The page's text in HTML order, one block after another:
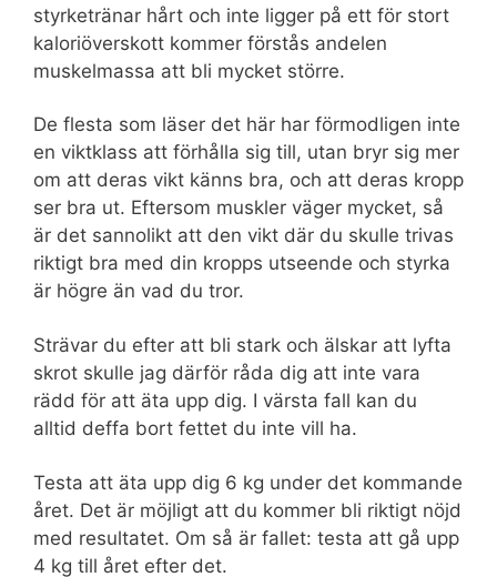
styrketränar hårt och inte ligger på ett för stort
kaloriöverskott kommer förstås andelen
muskelmassa att bli mycket större.
De flesta som läser det här har förmodligen inte
en viktklass att förhålla sig till, utan bryr sig mer
om att deras vikt känns bra, och att deras kropp
ser bra ut. Eftersom muskler väger mycket, så
är det sannolikt att den vikt där du skulle trivas
riktigt bra med din kropps utseende och styrka
är högre än vad du tror.
Strävar du efter att bli stark och älskar att lyfta
skrot skulle jag därför råda dig att inte vara
rädd för att äta upp dig. I värsta fall kan du
alltid deffa bort fettet du inte vill ha.
Testa att äta upp dig 6 kg under det kommande
året. Det är möjligt att du kommer bli riktigt nöjd
med resultatet. Om så är fallet: testa att gå upp
4 kg till året efter det.